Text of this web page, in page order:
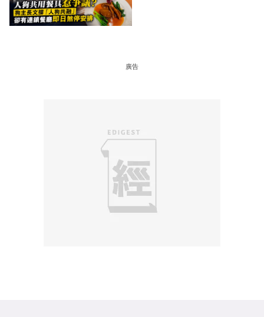
廣告